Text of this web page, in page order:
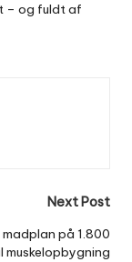
– og fuldt af
Next Post
madplan på 1.800
muskelopbygning